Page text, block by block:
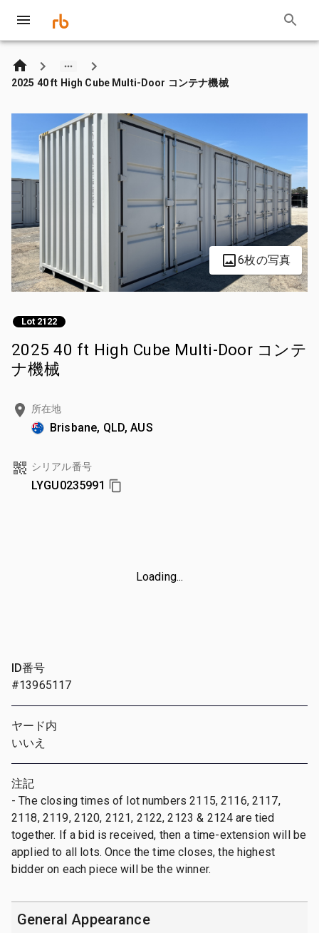
2025 40 ft High Cube Multi-Door コンテナ機械
6枚の写真
Lot 2122
2025 40 ft High Cube Multi-Door コンテ
ナ機械
所在地
Brisbane, QLD, AUS
シリアル番号
LYGU0235991
Loading...
ID番号
#13965117
ヤード内
いいえ
注記
- The closing times of lot numbers 2115, 2116, 2117,
2118, 2119, 2120, 2121, 2122, 2123 & 2124 are tied
together. If a bid is received, then a time-extension will be
applied to all lots. Once the time closes, the highest
bidder on each piece will be the winner.
General Appearance